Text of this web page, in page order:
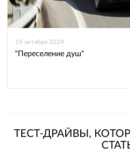
19 октября 2024
"Переселение душ"
ТЕСТ-ДРАЙВЫ,